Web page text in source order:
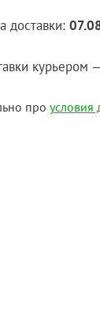
доставки:
курьером —
про условия